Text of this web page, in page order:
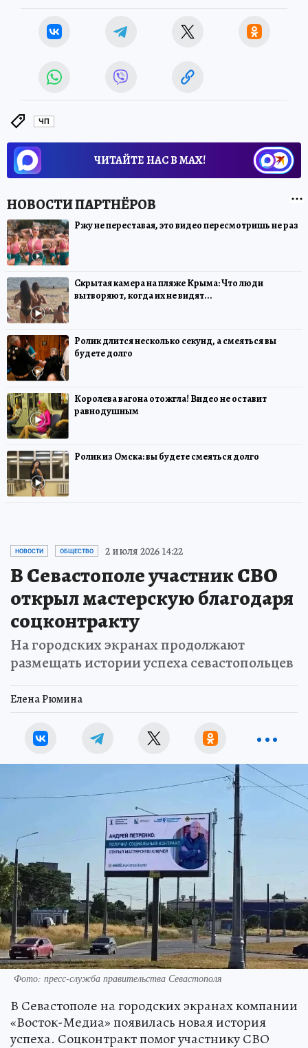
ЧП
ЧИТАЙТЕ НАС В МАХ!
Ржу не переставая, это видео пересмотришь не раз
Скрытая камера на пляже Крыма: Что люди
вытворяют, когда их не видят...
Ролик длится несколько секунд, а смеяться вы
будете долго
Королева вагона отожгла! Видео не оставит
равнодушным
Ролик из Омска: вы будете смеяться долго
НОВОСТИ ОБЩЕСТВО 2 июля 2026 14:22
В Севастополе участник СВО
открыл мастерскую благодаря
соцконтракту
На городских экранах продолжают
размещать истории успеха севастопольцев
Елена Рюмина
Фото: пресс-служба правительства Севастополя
В Севастополе на городских экранах компании
«Восток-Медиа» появилась новая история
успеха. Соцконтракт помог участнику СВО